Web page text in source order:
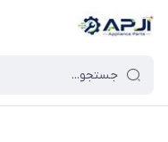
قطعات یدکی و جانبی لوازم خانگی